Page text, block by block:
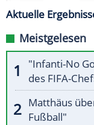
Aktuelle
Meistgelesen
"Infanti-No
des FIFA-
Matthäus
Fußball"